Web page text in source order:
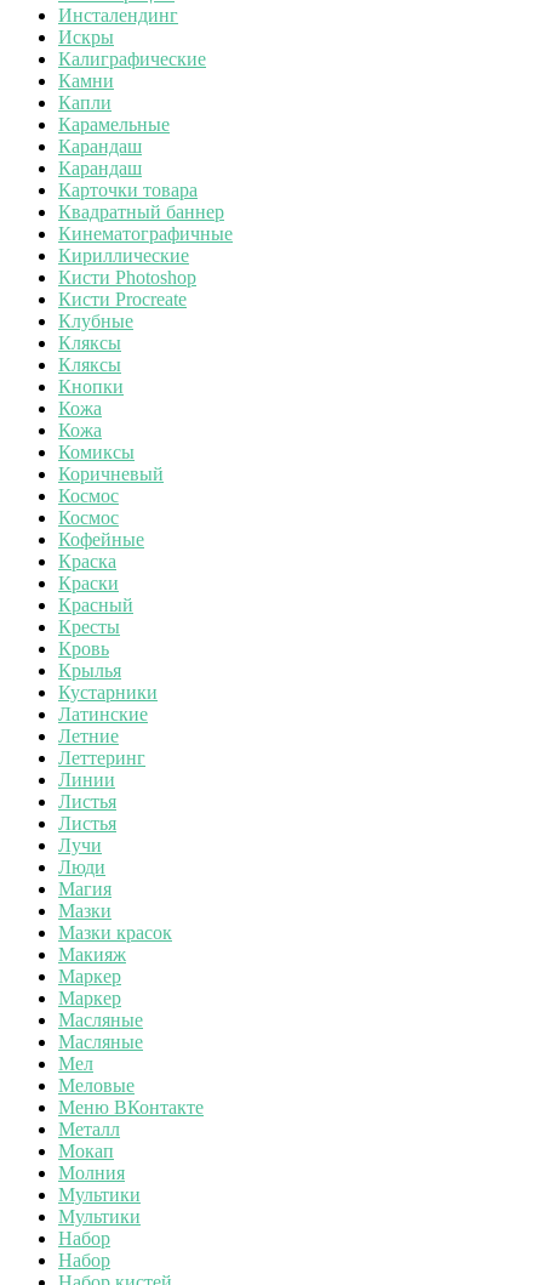
Инсталендинг
Искры
Калиграфические
Камни
Капли
Карамельные
Карандаш
Карандаш
Карточки товара
Квадратный баннер
Кинематографичные
Кириллические
Кисти Photoshop
Кисти Procreate
Клубные
Кляксы
Кляксы
Кнопки
Кожа
Кожа
Комиксы
Коричневый
Космос
Космос
Кофейные
Краска
Краски
Красный
Кресты
Кровь
Крылья
Кустарники
Латинские
Летние
Леттеринг
Линии
Листья
Листья
Лучи
Люди
Магия
Мазки
Мазки красок
Макияж
Маркер
Маркер
Масляные
Масляные
Мел
Меловые
Меню ВКонтакте
Металл
Мокап
Молния
Мультики
Мультики
Набор
Набор